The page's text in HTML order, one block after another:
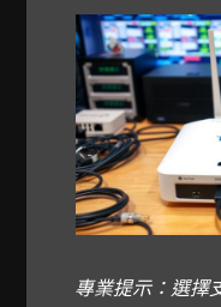
專業提示：選擇